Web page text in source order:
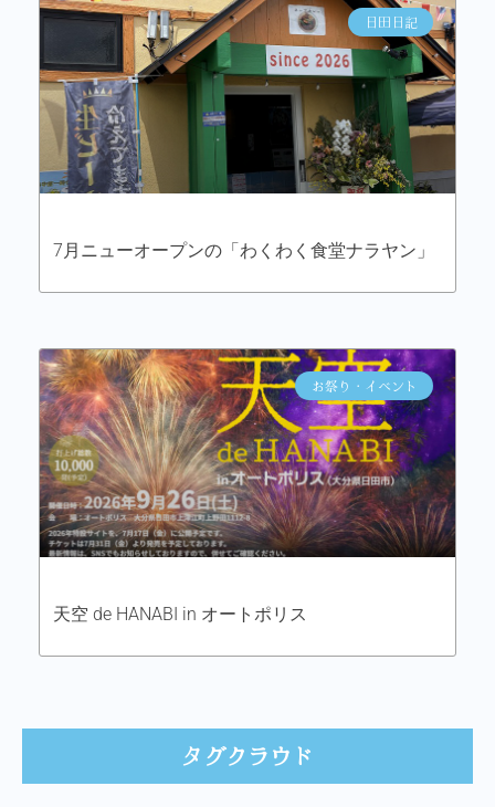
日田日記
7月ニューオープンの「わくわく食堂ナラヤン」
お祭り・イベント
天空 de HANABI in オートポリス
タグクラウド